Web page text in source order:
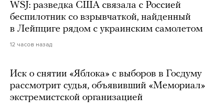
WSJ: разведка США связала с Россией
беспилотник со взрывчаткой, найденный
в Лейпциге рядом с украинским самолетом
12 часов назад
Иск о снятии «Яблока» с выборов в Госдуму
рассмотрит судья, объявивший «Мемориал»
экстремистской организацией